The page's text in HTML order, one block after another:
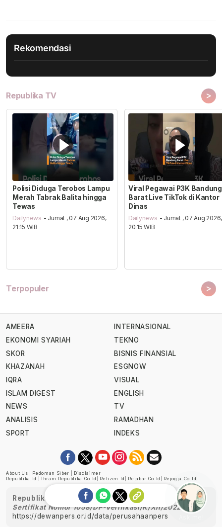
Rekomendasi
Republika TV >
Polisi Diduga Terobos Lampu
Merah Tabrak Balita hingga
Tewas
Dailynews - Jumat , 07 Aug 2026,
21:15 WIB
Viral Pegawai P3K Bandung
Barat Live TikTok di Kantor
Dinas
Dailynews - Jumat , 07 Aug 2026,
20:15 WIB
Terpopuler >
AMEERA
EKONOMI SYARIAH
SKOR
KHAZANAH
IQRA
ISLAM DIGEST
NEWS
ANALISIS
SPORT
INTERNASIONAL
TEKNO
BISNIS FINANSIAL
ESGNOW
VISUAL
ENGLISH
TV
RAMADHAN
INDEKS
About Us Pedoman Siber
Disclaimer
Republika.id
Ihram.republika.co.id Retizen.id Rejabar.co.id Rejogja.co.id
Republika telah diverifikasi oleh Dewan Pers
Sertifikat Nomor 1058/DP-Verifikasi/K/XII/2022
https://dewanpers.or.id/data/perusahaanpers